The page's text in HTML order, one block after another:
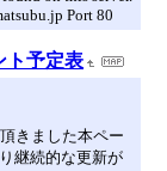
Port 80
ト予定表
きました本ペー
継続的な更新が